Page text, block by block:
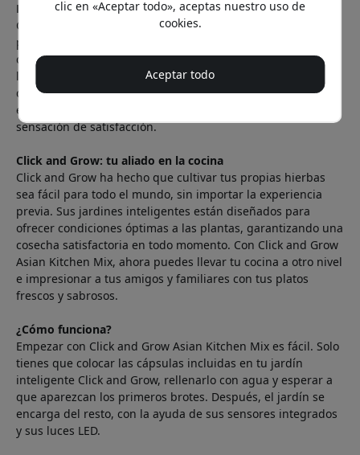
Las ventajas de cultivar tus propias hierbas
Cultivar tus propias hierbas tiene muchas ventajas. En
primer lugar, siempre tienes acceso a hierbas frescas, lo
que añade una dimensión extra a tus platos. En segundo
lugar, es una solución sostenible, ya que reduces tu
dependencia de comprarlas en la tienda. Y, en tercer lugar,
es una actividad divertida y relajante que puede darte una
sensación de satisfacción.
Click and Grow: tu aliado en la cocina
Click and Grow ha hecho que cultivar tus propias hierbas
sea fácil para todo el mundo, sin importar la experiencia
previa. Sus jardines inteligentes están diseñados para
ofrecer condiciones óptimas a las plantas, garantizando una
cosecha satisfactoria en todo momento. Con Click and Grow
Asian Kitchen Mix, ahora puedes llevar tu cocina a otro nivel
e impresionar a tus amigos y familiares con tus platos
frescos y sabrosos.
¿Cómo funciona?
Empezar con Click and Grow Asian Kitchen Mix es fácil. Solo
tienes que colocar las cápsulas incluidas en tu jardín
inteligente Click and Grow, rellenarlo con agua y esperar a
que aparezcan los primeros brotes. Después, el jardín se
encarga del resto, con la ayuda de sus sensores integrados
y sus luces LED.
clic en «Aceptar todo», aceptas nuestro uso de
cookies.
Aceptar todo